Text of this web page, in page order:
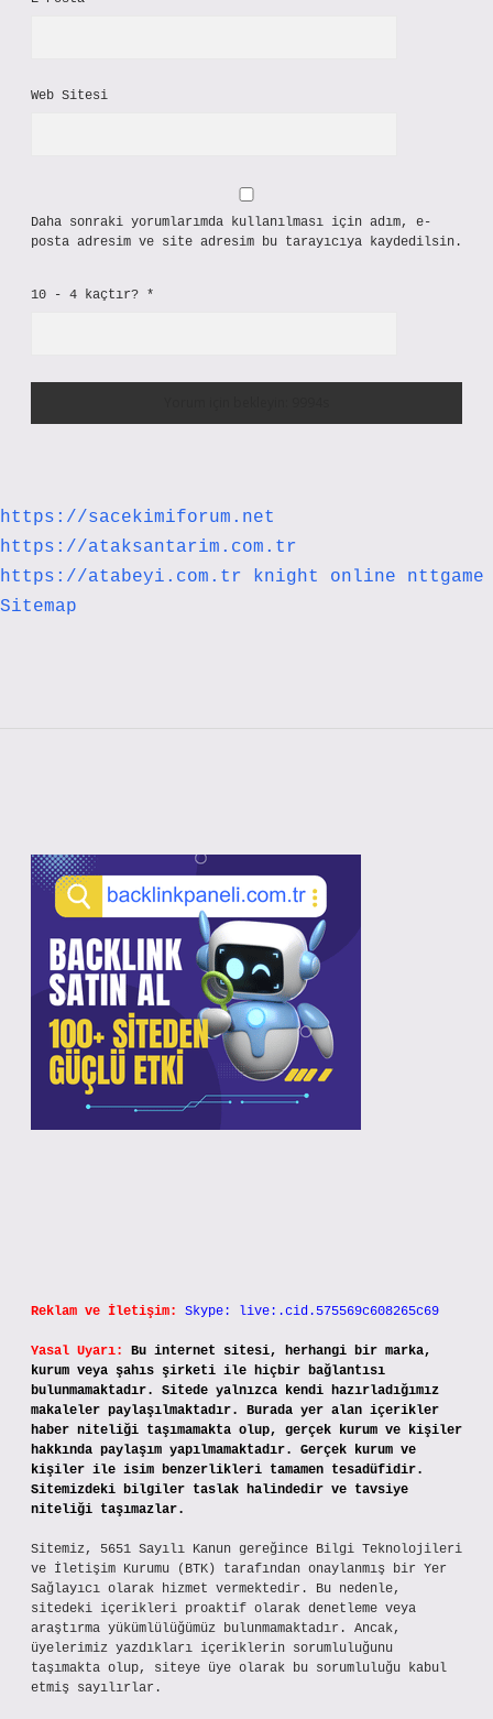
Web Sitesi
Daha sonraki yorumlarımda kullanılması için adım, e-
posta adresim ve site adresim bu tarayıcıya kaydedilsin.
10 - 4 kaçtır? *
https://sacekimiforum.net
https://ataksantarim.com.tr
https://atabeyi.com.tr
knight online
nttgame
Sitemap
Reklam ve İletişim: Skype: live:.cid.575569c608265c69
Yasal Uyarı:
Bu internet sitesi, herhangi bir marka,
kurum veya şahıs şirketi ile hiçbir bağlantısı
bulunmamaktadır. Sitede yalnızca kendi hazırladığımız
makaleler paylaşılmaktadır. Burada yer alan içerikler
haber niteliği taşımamakta olup, gerçek kurum ve kişiler
hakkında paylaşım yapılmamaktadır. Gerçek kurum ve
kişiler ile isim benzerlikleri tamamen tesadüfidir.
Sitemizdeki bilgiler taslak halindedir ve tavsiye
niteliği taşımazlar.
Sitemiz, 5651 Sayılı Kanun gereğince Bilgi Teknolojileri
ve İletişim Kurumu (BTK) tarafından onaylanmış bir Yer
Sağlayıcı olarak hizmet vermektedir. Bu nedenle,
sitedeki içerikleri proaktif olarak denetleme veya
araştırma yükümlülüğümüz bulunmamaktadır. Ancak,
üyelerimiz yazdıkları içeriklerin sorumluluğunu
taşımakta olup, siteye üye olarak bu sorumluluğu kabul
etmiş sayılırlar.